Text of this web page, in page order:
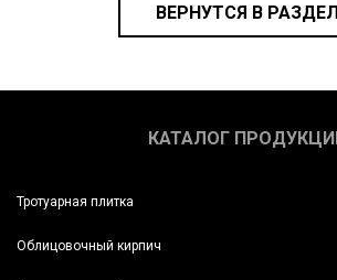
ВЕРНУТСЯ В РАЗДЕЛ
КАТАЛОГ
Тротуарная плитка
Облицовочный кирпич